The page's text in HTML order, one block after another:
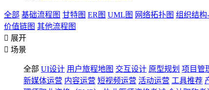
全部 基础流程图 甘特图 ER图 UML图 网络拓扑图 组织结构
价值链图 其他流程图
 展开
 场景
全部 UI设计 用户旅程地图 交互设计 原型规划 项目管
新媒体运营 内容运营 短视频运营 活动运营 工具推荐